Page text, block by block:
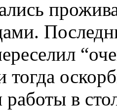
тогда
в